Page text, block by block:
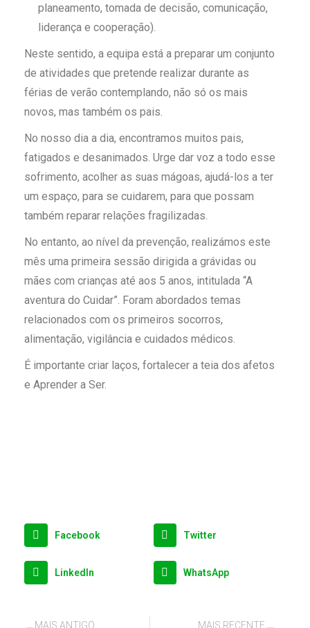
planeamento, tomada de decisão, comunicação,
liderança e cooperação).
Neste sentido, a equipa está a preparar um conjunto
de atividades que pretende realizar durante as
férias de verão contemplando, não só os mais
novos, mas também os pais.
No nosso dia a dia, encontramos muitos pais,
fatigados e desanimados. Urge dar voz a todo esse
sofrimento, acolher as suas mágoas, ajudá-los a ter
um espaço, para se cuidarem, para que possam
também reparar relações fragilizadas.
No entanto, ao nível da prevenção, realizámos este
mês uma primeira sessão dirigida a grávidas ou
mães com crianças até aos 5 anos, intitulada “A
aventura do Cuidar”. Foram abordados temas
relacionados com os primeiros socorros,
alimentação, vigilância e cuidados médicos.
É importante criar laços, fortalecer a teia dos afetos
e Aprender a Ser.
Facebook Twitter
LinkedIn WhatsApp
MAIS ANTIGO MAIS RECENTE